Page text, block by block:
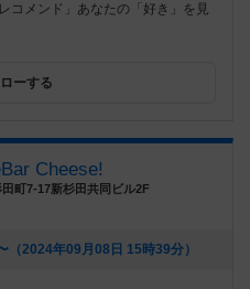
コメンド」あなたの「好き」を見
ーする
Cheese!
町7-17新杉田共同ビル2F
2024年09月08日 15時39分）